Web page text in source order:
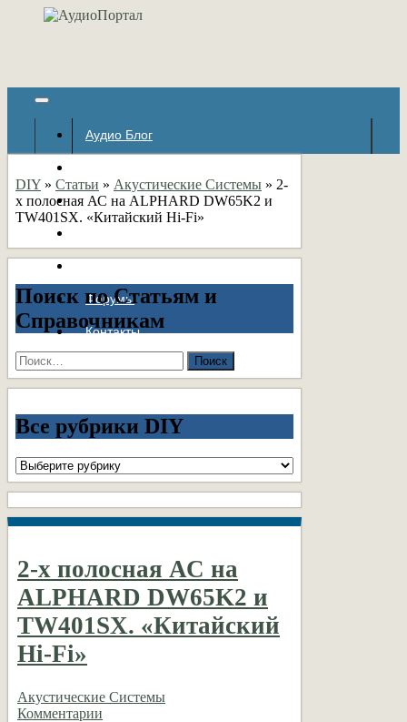
Аудио Блог
Авторские страницы
Форумы
Контакты
DIY » Статьи » Акустические Системы » 2-
х полосная АС на ALPHARD DW65K2 и
TW401SX. «Китайский Hi-Fi»
Поиск по Статьям и
Справочникам
Найти:
Все рубрики DIY
Все
рубрики
DIY
2-х полосная АС на
ALPHARD DW65K2 и
TW401SX. «Китайский
Hi-Fi»
Акустические Системы
Комментарии